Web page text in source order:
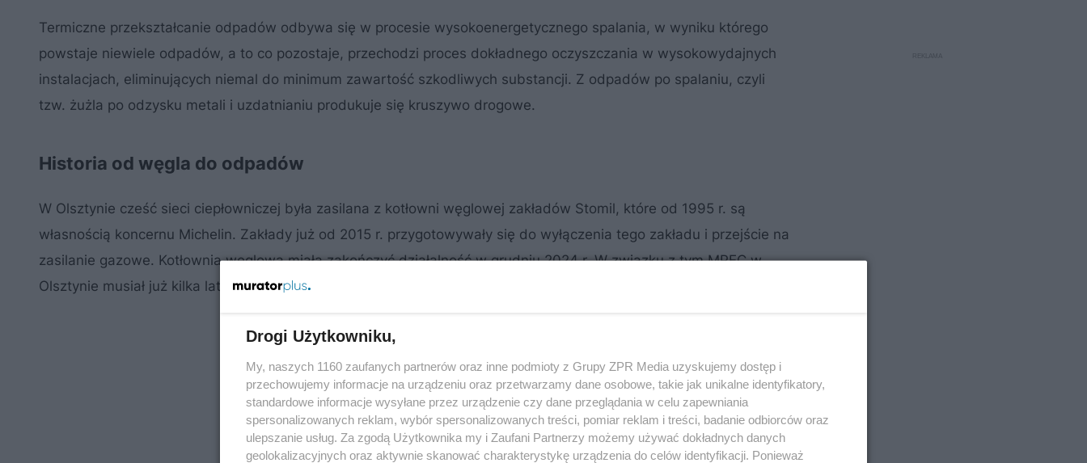
Termiczne przekształcanie odpadów odbywa się w procesie wysokoenergetycznego spalania, w wyniku którego
powstaje niewiele odpadów, a to co pozostaje, przechodzi proces dokładnego oczyszczania w wysokowydajnych
instalacjach, eliminujących niemal do minimum zawartość szkodliwych substancji. Z odpadów po spalaniu, czyli
tzw. żużla po odzysku metali i uzdatnianiu produkuje się kruszywo drogowe.
Historia od węgla do odpadów
W Olsztynie cześć sieci ciepłowniczej była zasilana z kotłowni węglowej zakładów Stomil, które od 1995 r. są
własnością koncernu Michelin. Zakłady już od 2015 r. przygotowywały się do wyłączenia tego zakładu i przejście na
zasilanie gazowe. Kotłownia węglowa miała zakończyć działalność w grudniu 2024 r. W związku z tym MPEC w
Olsztynie musiał już kilka lat temu znaleźć rozwiązanie jak wypełnić braki mocy.
Drogi Użytkowniku,
My, naszych 1160 zaufanych partnerów oraz inne podmioty z Grupy ZPR Media uzyskujemy dostęp i
przechowujemy informacje na urządzeniu oraz przetwarzamy dane osobowe, takie jak unikalne identyfikatory,
standardowe informacje wysyłane przez urządzenie czy dane przeglądania w celu zapewniania
spersonalizowanych reklam, wybór spersonalizowanych treści, pomiar reklam i treści, badanie odbiorców oraz
ulepszanie usług. Za zgodą Użytkownika my i Zaufani Partnerzy możemy używać dokładnych danych
geolokalizacyjnych oraz aktywnie skanować charakterystykę urządzenia do celów identyfikacji. Ponieważ